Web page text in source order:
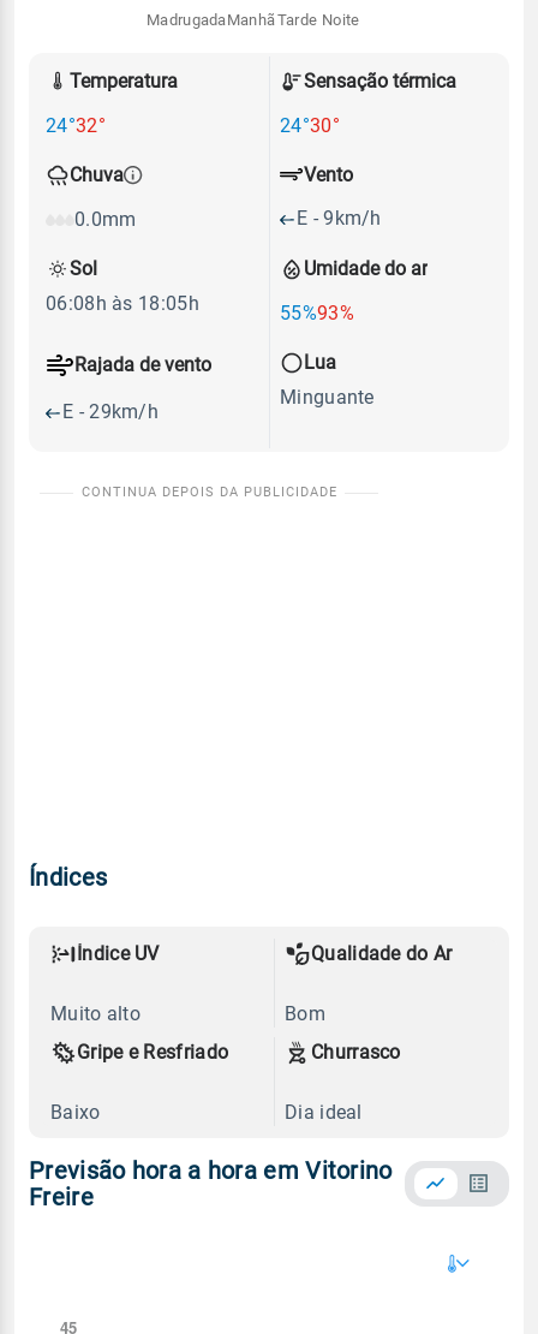
Madrugada Manhã Tarde Noite
Temperatura
24°32°
Sensação térmica
24°30°
Chuva
0.0mm
Umidade do ar
55%93%
Vento
E - 9km/h
Rajada de vento
E - 29km/h
Sol
06:08h às 18:05h
Lua
Minguante
Índices
Índice UV
Muito alto
Qualidade do Ar
Bom
Gripe e Resfriado
Baixo
Churrasco
Dia ideal
Previsão hora a hora em Vitorino
Freire